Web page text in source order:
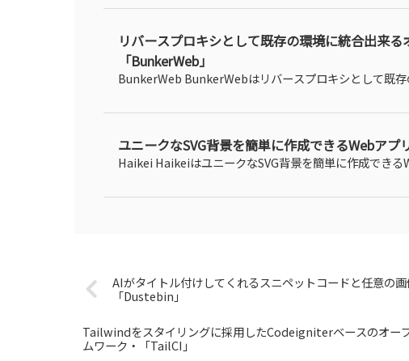
リバースプロキシとして既存の環境に統合出来る
「BunkerWeb」
BunkerWeb BunkerWebはリバースプロキシとして既存
ユニークなSVG背景を簡単に作成できるWebアプ
Haikei HaikeiはユニークなSVG背景を簡単に作成できる
AIがタイトル付けしてくれるスニペットコードと任意の画
「Dustebin」
Tailwindをスタイリングに採用したCodeigniterベースのオー
ムワーク・「TailCI」